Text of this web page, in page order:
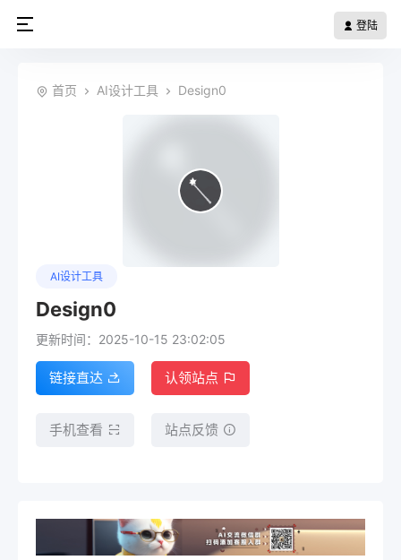
登陆
首页 AI设计工具 Design0
AI设计工具
Design0
更新时间：2025-10-15 23:02:05
链接直达 认领站点
手机查看 站点反馈